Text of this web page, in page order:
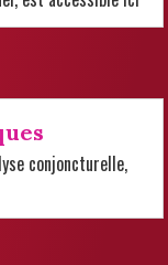
conjoncturelle,